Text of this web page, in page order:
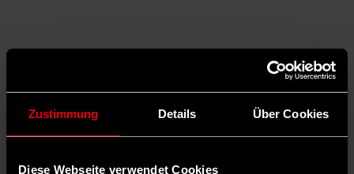
Zustimmung Details Über Cookies
Diese Webseite verwendet Cookies